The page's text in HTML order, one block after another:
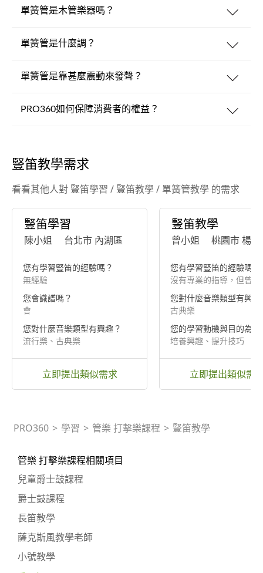
單簧管是木管樂器嗎？
單簧管是什麼調？
單簧管是靠甚麼震動來發聲？
PRO360如何保障消費者的權益？
豎笛教學需求
看看其他人對 豎笛學習 / 豎笛教學 / 單簧管教學 的需求
豎笛學習
陳小姐 台北市 內湖區
您有學習豎笛的經驗嗎？
無經驗
您會識譜嗎？
會
您對什麼音樂類型有興趣？
流行樂、古典樂
立即提出類似需求
豎笛教學
曾小姐 桃園市 楊梅
您有學習豎笛的經驗嗎？
沒有專業的指導，但曾經
您對什麼音樂類型有興趣
古典樂
您的學習動機與目的為？
培養興趣、提升技巧
立即提出類似需
PRO360 > 學習 > 管樂 打擊樂課程 > 豎笛教學
管樂 打擊樂課程相關項目
兒童爵士鼓課程
爵士鼓課程
長笛教學
薩克斯風教學老師
小號教學